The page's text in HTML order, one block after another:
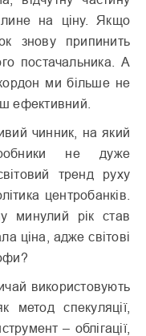
на ціну. Якщо
знову припинить
постачальника. А
ми більше не
ефективний.
чинник, на який
не дуже
тренд руху
центробанків.
рік став
ціна, адже світові
використовують
метод спекуляції,
– облігації,